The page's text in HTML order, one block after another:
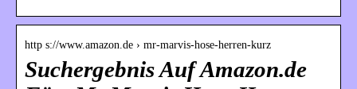
http s://www.amazon.de › mr-marvis-hose-herren-kurz
Suchergebnis Auf Amazon.de